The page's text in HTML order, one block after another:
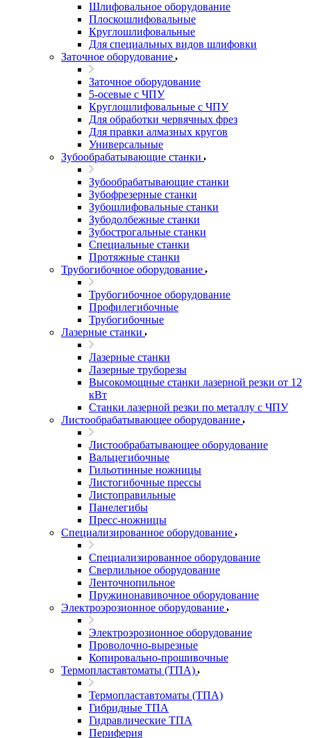
Шлифовальное оборудование
Плоскошлифовальные
Круглошлифовальные
Для специальных видов шлифовки
Заточное оборудование
Заточное оборудование
5-осевые с ЧПУ
Круглошлифовальные с ЧПУ
Для обработки червячных фрез
Для правки алмазных кругов
Универсальные
Зубообрабатывающие станки
Зубообрабатывающие станки
Зубофрезерные станки
Зубошлифовальные станки
Зубодолбежные станки
Зубострогальные станки
Специальные станки
Протяжные станки
Трубогибочное оборудование
Трубогибочное оборудование
Профилегибочные
Трубогибочные
Лазерные станки
Лазерные станки
Лазерные труборезы
Высокомощные станки лазерной резки от 12
кВт
Станки лазерной резки по металлу с ЧПУ
Листообрабатывающее оборудование
Листообрабатывающее оборудование
Вальцегибочные
Гильотинные ножницы
Листогибочные прессы
Листоправильные
Панелегибы
Пресс-ножницы
Специализированное оборудование
Специализированное оборудование
Сверлильное оборудование
Ленточнопильное
Пружинонавивочное оборудование
Электроэрозионное оборудование
Электроэрозионное оборудование
Проволочно-вырезные
Копировально-прошивочные
Термопластавтоматы (ТПА)
Термопластавтоматы (ТПА)
Гибридные ТПА
Гидравлические ТПА
Периферия